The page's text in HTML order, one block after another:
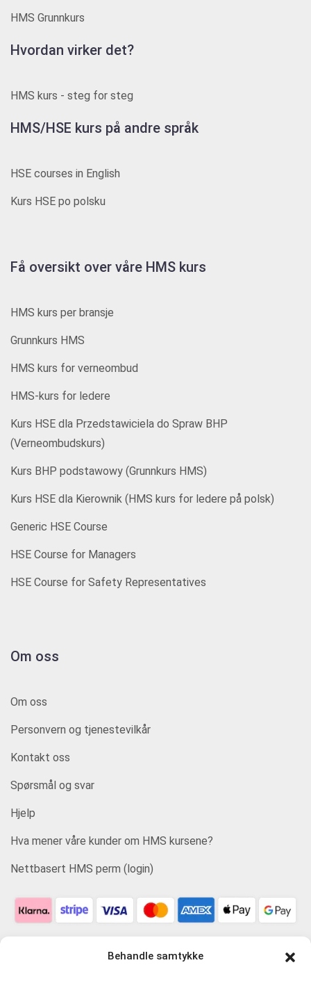
Behandle samtykke
HMS Grunnkurs
Hvordan virker det?
HMS kurs - steg for steg
HMS/HSE kurs på andre språk
HSE courses in English
Kurs HSE po polsku
Få oversikt over våre HMS kurs
HMS kurs per bransje
Grunnkurs HMS
HMS kurs for verneombud
HMS-kurs for ledere
Kurs HSE dla Przedstawiciela do Spraw BHP
(Verneombudskurs)
Kurs BHP podstawowy (Grunnkurs HMS)
Kurs HSE dla Kierownik (HMS kurs for ledere på polsk)
Generic HSE Course
HSE Course for Managers
HSE Course for Safety Representatives
Om oss
Om oss
Personvern og tjenestevilkår
Kontakt oss
Spørsmål og svar
Hjelp
Hva mener våre kunder om HMS kursene?
Nettbasert HMS perm (login)